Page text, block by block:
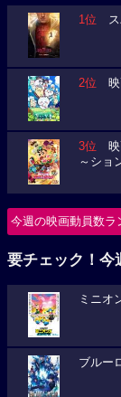
1位 ス
2位 映
3位 映
～ショ
今週の映画動員数ラ
要チェック！今
ミニオ
ブルー